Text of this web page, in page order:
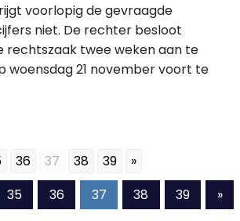
voorlopig de gevraagde
niet. De rechter besloot
rechtszaak twee weken aan te
woensdag 21 november voort te
36 37 38 39 »
35 36 37 38 39 »